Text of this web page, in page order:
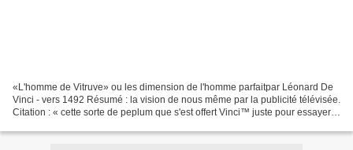
«L'homme de Vitruve» ou les dimension de l'homme parfaitpar Léonard De
Vinci - vers 1492 Résumé : la vision de nous même par la publicité télévisée.
Citation : « cette sorte de peplum que s'est offert Vinci™ juste pour essayer